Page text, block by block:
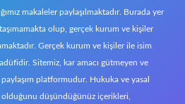
makaleler paylaşılmaktadır. Burada yer
olup, gerçek kurum ve kişiler
Gerçek kurum ve kişiler ile isim
Sitemiz, kar amacı gütmeyen ve
platformudur. Hukuka ve yasal
olduğunu düşündüğünüz içerikleri,